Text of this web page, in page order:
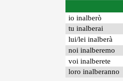
io inalberò
tu inalberai
lui/lei inalberà
noi inalberemo
voi inalberete
loro inalberanno